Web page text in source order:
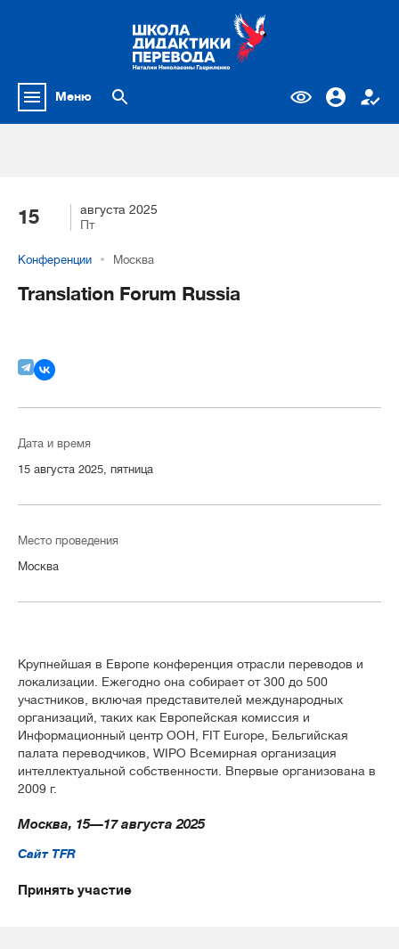
Меню
15
августа 2025
Пт
Конференции Москва
Translation Forum Russia
Дата и время
15 августа 2025, пятница
Место проведения
Москва
Крупнейшая в Европе конференция отрасли переводов и
локализации. Ежегодно она собирает от 300 до 500
участников, включая представителей международных
организаций, таких как Европейская комиссия и
Информационный центр ООН, FIT Europe, Бельгийская
палата переводчиков, WIPO Всемирная организация
интеллектуальной собственности. Впервые организована в
2009 г.
Москва, 15—17 августа 2025
Сайт TFR
Принять участие